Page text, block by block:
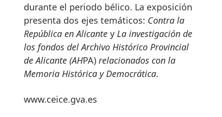
durante el periodo bélico. La exposición
presenta dos ejes temáticos: Contra la
República en Alicante y La investigación de
los fondos delArchivo Histórico Provincial
de Alicante (AHPA) relacionados con la
Memoria Histórica y Democrática.
www.ceice.gva.es